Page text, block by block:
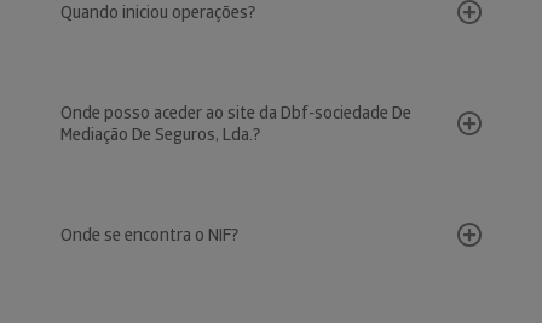
Quando iniciou operações?
Onde posso aceder ao site da Dbf-sociedade De
Mediação De Seguros, Lda.?
Onde se encontra o NIF?